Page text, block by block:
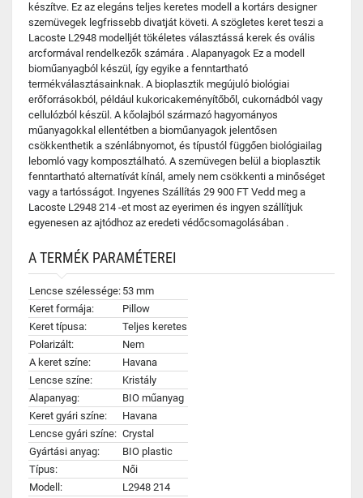
készítve. Ez az elegáns teljes keretes modell a kortárs designer
szemüvegek legfrissebb divatját követi. A szögletes keret teszi a
Lacoste L2948 modelljét tökéletes választássá kerek és ovális
arcformával rendelkezők számára . Alapanyagok Ez a modell
bioműanyagból készül, így egyike a fenntartható
termékválasztásainknak. A bioplasztik megújuló biológiai
erőforrásokból, például kukoricakeményítőből, cukornádból vagy
cellulózból készül. A kőolajból származó hagyományos
műanyagokkal ellentétben a bioműanyagok jelentősen
csökkenthetik a szénlábnyomot, és típustól függően biológiailag
lebomló vagy komposztálható. A szemüvegen belül a bioplasztik
fenntartható alternatívát kínál, amely nem csökkenti a minőséget
vagy a tartósságot. Ingyenes Szállítás 29 900 FT Vedd meg a
Lacoste L2948 214 -et most az eyerimen és ingyen szállítjuk
egyenesen az ajtódhoz az eredeti védőcsomagolásában .
A TERMÉK PARAMÉTEREI
Lencse szélessége: 53 mm
Keret formája:
Pillow
Keret típusa:
Teljes keretes
Polarizált:
Nem
A keret színe:
Havana
Lencse színe:
Kristály
Alapanyag:
BIO műanyag
Keret gyári színe:
Havana
Lencse gyári színe: Crystal
Gyártási anyag:
BIO plastic
Típus:
Női
Modell:
L2948 214